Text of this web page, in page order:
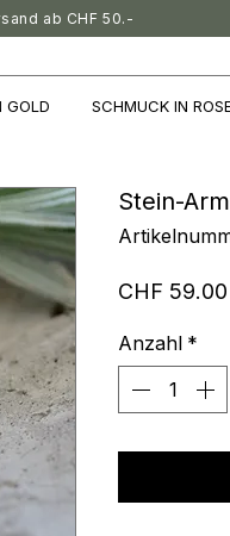
ab CHF 50.-
GOLD SCHMUCK IN
Stein-
CHF 59.00
Anzahl *